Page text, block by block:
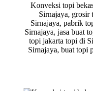
Konveksi topi
Sirnajaya, grosir
Sirnajaya, pabrik
Sirnajaya, jasa buat
topi jakarta topi di
Sirnajaya, buat topi